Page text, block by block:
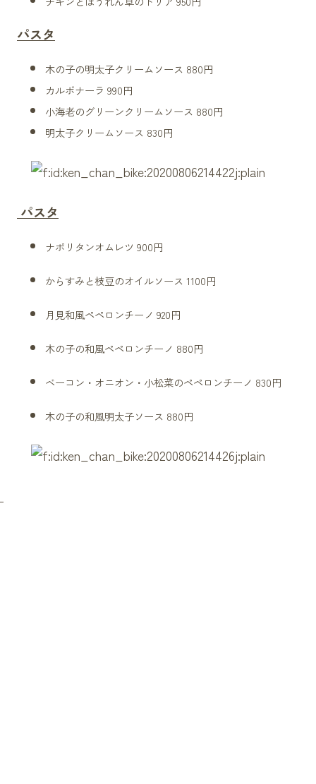
パスタ
木の子の明太子クリームソース 880円
カルボナーラ 990円
小海老のグリーンクリームソース 880円
明太子クリームソース 830円
パスタ
ナポリ タンオムレツ 900円
からすみと枝豆のオイルソース 1100円
月見和風ペペロンチーノ 920円
木の子の和風ペペロンチーノ 880円
ベーコン・オニオン・小松菜のペペロンチーノ 830円
木の子の和風明太子ソース 880円